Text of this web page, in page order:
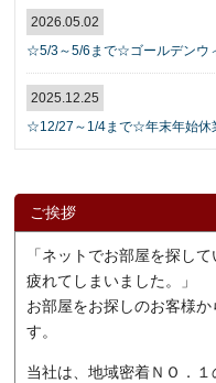
2026.05.02
☆5/3～5/6まで☆ゴールデンウ
2025.12.25
☆12/27～1/4まで☆年末年始休
ご挨拶
「ネットでお部屋を探し
疲れてしまいました。」
お部屋をお探しのお客様
す。
当社は、地域密着ＮＯ．１